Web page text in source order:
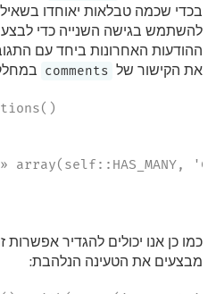
בכדי שכמה טבלאות יאוחדו
להשתמש בגישה השנייה כדי
ההודעות האחרונות ביחד עם
את הקישור של comments
array(self::HAS_MANY,
כמו כן אנו יכולים להגדיר אפשרות
מבצעים את הטעינה הנלהבת: